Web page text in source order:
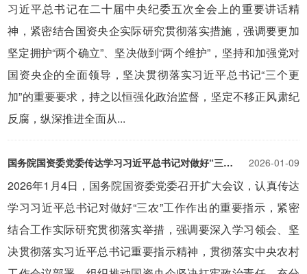
习近平总书记在二十届中央纪委五次全会上的重要讲话精
神，紧密结合国资央企实际研究贯彻落实措施，强调要更加
坚定拥护“两个确立”、坚决做到“两个维护”，坚持和加强党对
国资央企的全面领导，坚决贯彻落实习近平总书记“三个更
加”的重要要求，持之以恒强化政治监督，坚定不移正风肃纪
反腐，纵深推进全面从...
2026-01-09
国务院国资委党委传达学习习近平总书记对做好“三农”工作作出的重要指示 坚决履行国资央企职责使命 为扎实推进乡村全面振兴贡献更大力量
2026年1月4日，国务院国资委党委召开扩大会议，认真传达
学习习近平总书记对做好“三农”工作作出的重要指示，紧密
结合工作实际研究贯彻落实举措，强调要深入学习领会、坚
决贯彻落实习近平总书记重要指示精神，贯彻落实中央农村